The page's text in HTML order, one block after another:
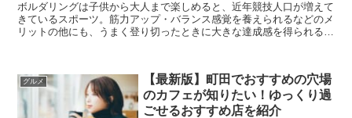
ボルダリングは子供から大人まで楽しめると、近年競技人口が増えて
きているスポーツ。筋力アップ・バランス感覚を養えられるなどのメ
リットの他にも、うまく登り切ったときに大きな達成感を得られるの
グルメ
【最新版】町田でおすすめの穴場
のカフェが知りたい！ゆっくり過
ごせるおすすめ店を紹介